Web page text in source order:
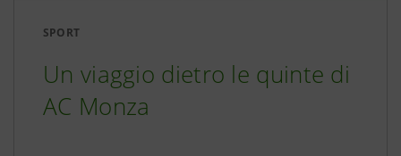
SPORT
Un viaggio dietro le quinte di
AC Monza